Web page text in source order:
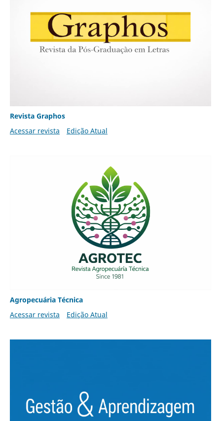
Revista Graphos
Acessar revista
Edição Atual
Agropecuária Técnica
Acessar revista
Edição Atual